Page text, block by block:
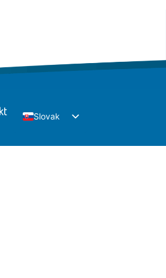
Slovak